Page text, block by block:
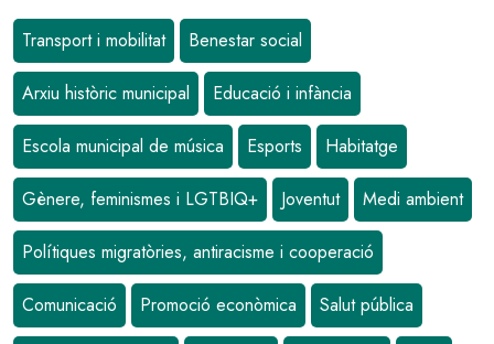
Transport i mobilitat Benestar social
Arxiu històric municipal Educació i infància
Escola municipal de música Esports Habitatge
Gènere, feminismes i LGTBIQ+ Joventut Medi ambient
Polítiques migratòries, antiracisme i cooperació
Comunicació Promoció econòmica Salut pública